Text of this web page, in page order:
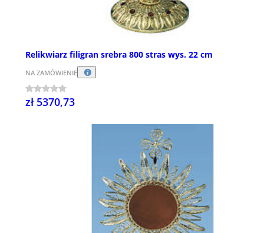
Relikwiarz filigran srebra 800 stras wys. 22 cm
NA ZAMÓWIENIE
zł 5370,73